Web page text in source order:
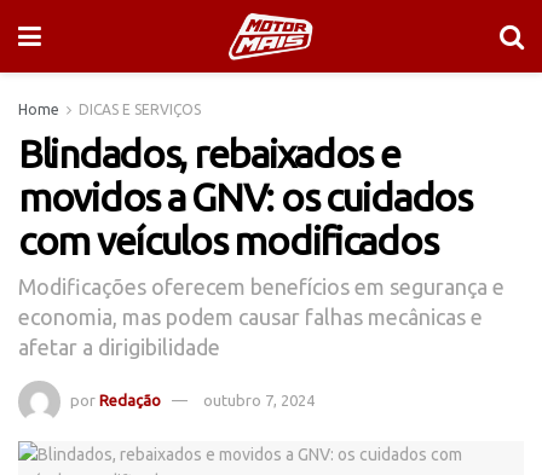
Home DICAS E SERVIÇOS
Blindados, rebaixados e
movidos a GNV: os cuidados
com veículos modificados
Modificações oferecem benefícios em segurança e
economia, mas podem causar falhas mecânicas e
afetar a dirigibilidade
por Redação outubro 7, 2024